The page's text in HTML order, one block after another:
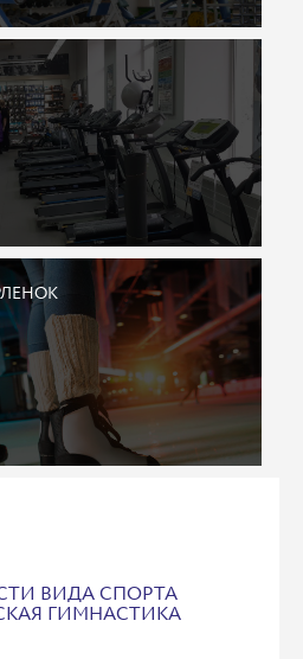
ВИДА СПОРТА
ГИМНАСТИКА